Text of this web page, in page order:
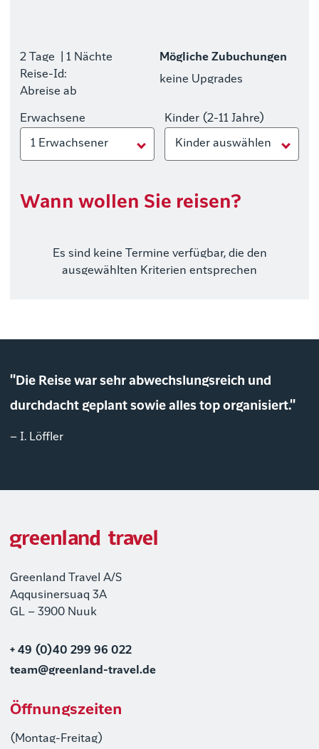
2 Tage
| 1 Nächte
Reise-Id:
Abreise ab
Mögliche Zubuchungen
keine Upgrades
Erwachsene
1 Erwachsener
Kinder (2-11 Jahre)
Kinder auswählen
Wann wollen Sie reisen?
Es sind keine Termine verfügbar, die den
ausgewählten Kriterien entsprechen
"Die Reise war sehr abwechslungsreich und
durchdacht geplant sowie alles top organisiert."
– I. Löffler
Greenland Travel A/S
Aqqusinersuaq 3A
GL – 3900 Nuuk
+ 49 (0)40 299 96 022
team@greenland-travel.de
Öffnungszeiten
(Montag-Freitag)